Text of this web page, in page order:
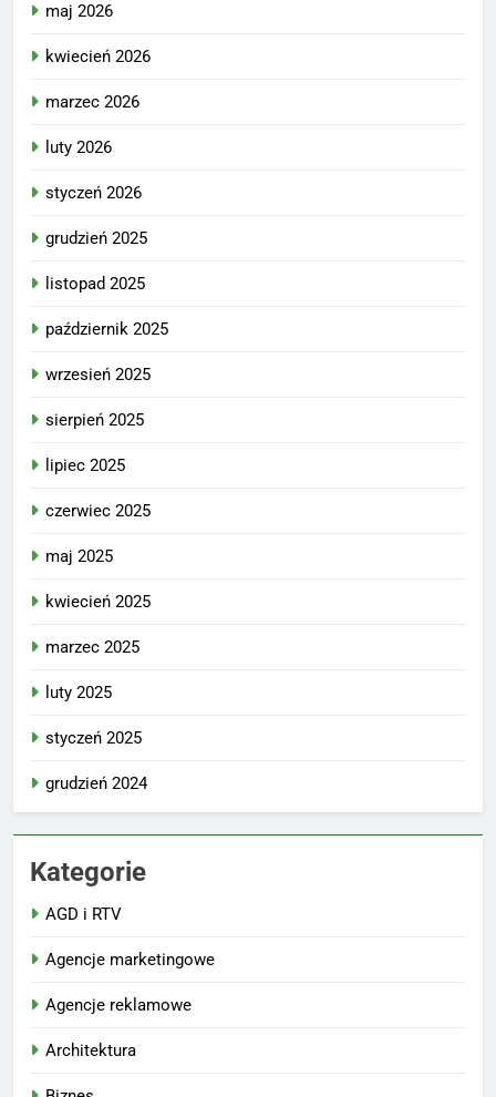
maj 2026
kwiecień 2026
marzec 2026
luty 2026
styczeń 2026
grudzień 2025
listopad 2025
październik 2025
wrzesień 2025
sierpień 2025
lipiec 2025
czerwiec 2025
maj 2025
kwiecień 2025
marzec 2025
luty 2025
styczeń 2025
grudzień 2024
Kategorie
AGD i RTV
Agencje marketingowe
Agencje reklamowe
Architektura